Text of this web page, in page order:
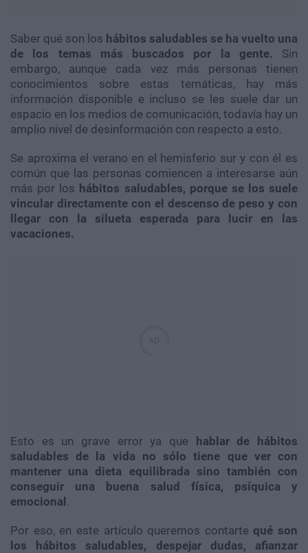
Saber qué son los hábitos saludables se ha vuelto una
de los temas más buscados por la gente. Sin
embargo, aunque cada vez más personas tienen
conocimientos sobre estas temáticas, hay más
información disponible e incluso se les suele dar un
espacio en los medios de comunicación, todavía hay un
amplio nivel de desinformación con respecto a esto.
Se aproxima el verano en el hemisferio sur y con él es
común que las personas comiencen a interesarse aún
más por los hábitos saludables, porque se los suele
vincular directamente con el descenso de peso y con
llegar con la silueta esperada para lucir en las
vacaciones.
Esto es un grave error ya que
hablar de hábitos
saludables de la vida no sólo tiene que ver con
mantener una dieta equilibrada sino también con
conseguir una buena salud física, psíquica y
emocional .
Por eso, en este artículo queremos contarte qué son
los hábitos saludables, despejar dudas, afianzar